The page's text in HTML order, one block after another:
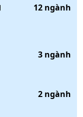
12 ngành
3 ngành
2 ngành